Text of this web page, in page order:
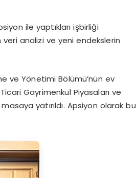
ile yaptıkları işbirliği
analizi ve yeni endekslerin
ve Yönetimi Bölümü’nün ev
Gayrimenkul Piyasaları ve
yatırıldı. Apsiyon olarak bu